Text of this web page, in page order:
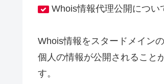
Whois情報代理公開につい
Whois情報をスタードメイン
個人の情報が公開されること
す。